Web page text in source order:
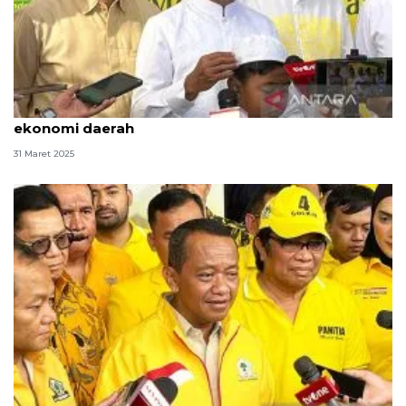
Menteri ESDM: Mudik 2025 dorong pertumbuhan
ekonomi daerah
31 Maret 2025